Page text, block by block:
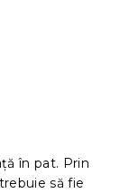
în pat. Prin
să fie